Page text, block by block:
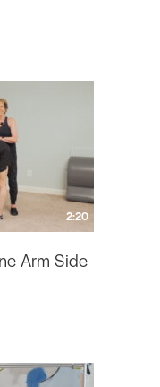
2:20
Arm Side